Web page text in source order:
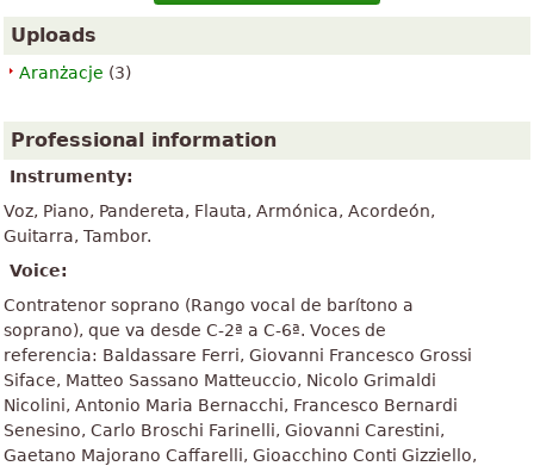
Uploads
Aranżacje (3)
Professional information
Instrumenty:
Voz, Piano, Pandereta, Flauta, Armónica, Acordeón,
Guitarra, Tambor.
Voice:
Contratenor soprano (Rango vocal de barítono a
soprano), que va desde C-2ª a C-6ª. Voces de
referencia: Baldassare Ferri, Giovanni Francesco Grossi
Siface, Matteo Sassano Matteuccio, Nicolo Grimaldi
Nicolini, Antonio Maria Bernacchi, Francesco Bernardi
Senesino, Carlo Broschi Farinelli, Giovanni Carestini,
Gaetano Majorano Caffarelli, Gioacchino Conti Gizziello,